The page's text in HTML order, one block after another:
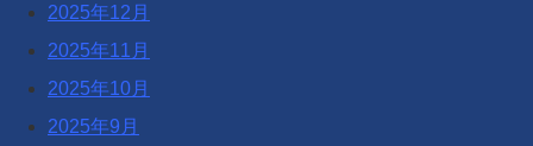
2025年12月
2025年11月
2025年10月
2025年9月